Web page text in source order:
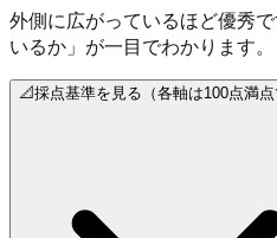
外側に広がっているほど優秀
いるか」が一目でわかります。
📐採点基準を見る（各軸は100点満点